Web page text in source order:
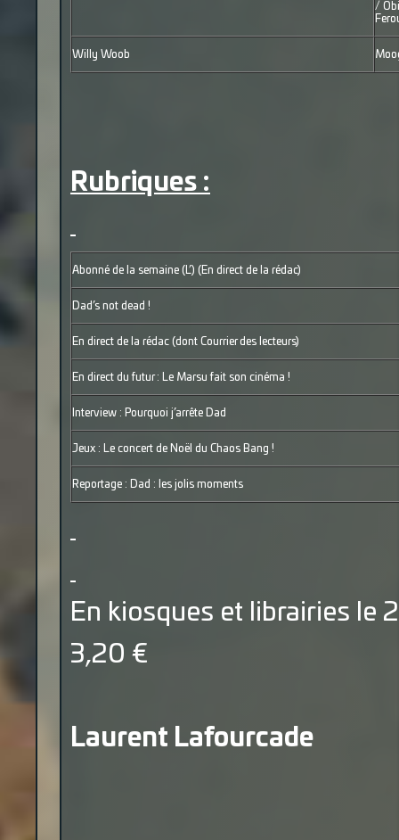
/
Willy Woob
Rubriques :
Abonné de la semaine (L’) (En direct de la rédac)
Dad’s not dead !
En direct de la rédac (dont Courrier des lecteurs)
En direct du futur : Le Marsu fait son cinéma !
Interview : Pourquoi j’arrête Dad
Jeux : Le concert de Noël du Chaos Bang !
Reportage : Dad : les jolis moments
En kiosques et librairies le
3,20 €
Laurent Lafourcade